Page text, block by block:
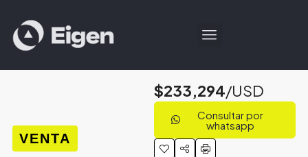
VENTA
$233,294/USD
Consultar por
whatsapp